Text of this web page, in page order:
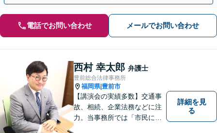
電話でお問い合わせ メールでお問い合わせ
西村 幸太郎 弁護士
豊前総合法律事務所
福岡県| 豊前市
【講演会の実績多数】交通事
故、相続、企業法務などに注
力。当事務所では「市民に力
詳細を見
る